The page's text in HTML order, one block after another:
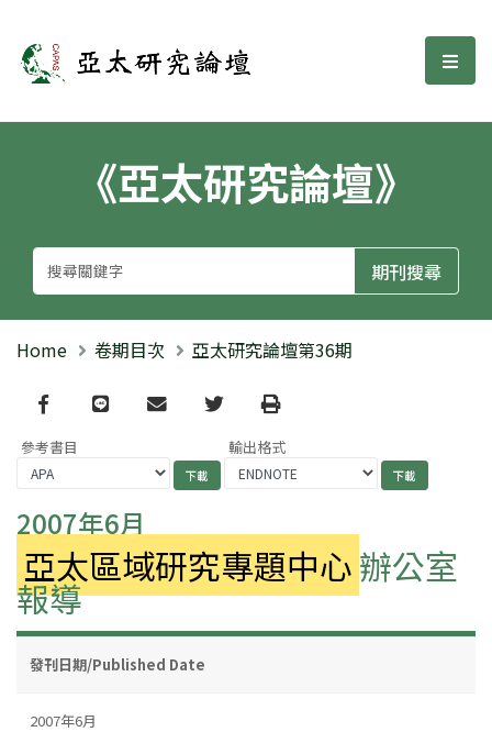
亞太研究論壇 選
《亞太研究論壇》
Home 卷期目次 亞太研究論壇第36期
Facebook
line email TwitterPrint
參考書目 輸出格式
2007年6月
亞太區域研究專題中心辦公室
報導
發刊日期/Published Date
2007年6月